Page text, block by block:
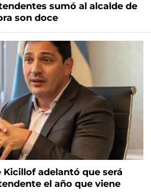
sumó al alcalde de
son doce
adelantó que será
el año que viene